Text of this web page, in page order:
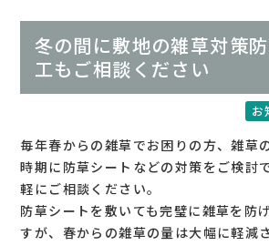
冬の間に敷地の雑草対策
工もご相談ください
お
毎年春からの雑草でお困りの方、雑草
時期に防草シートなどの対策をご検討
軽にご相談ください。
防草シートを敷いても完璧に雑草を防
すが、春からの雑草の量は大幅に軽減